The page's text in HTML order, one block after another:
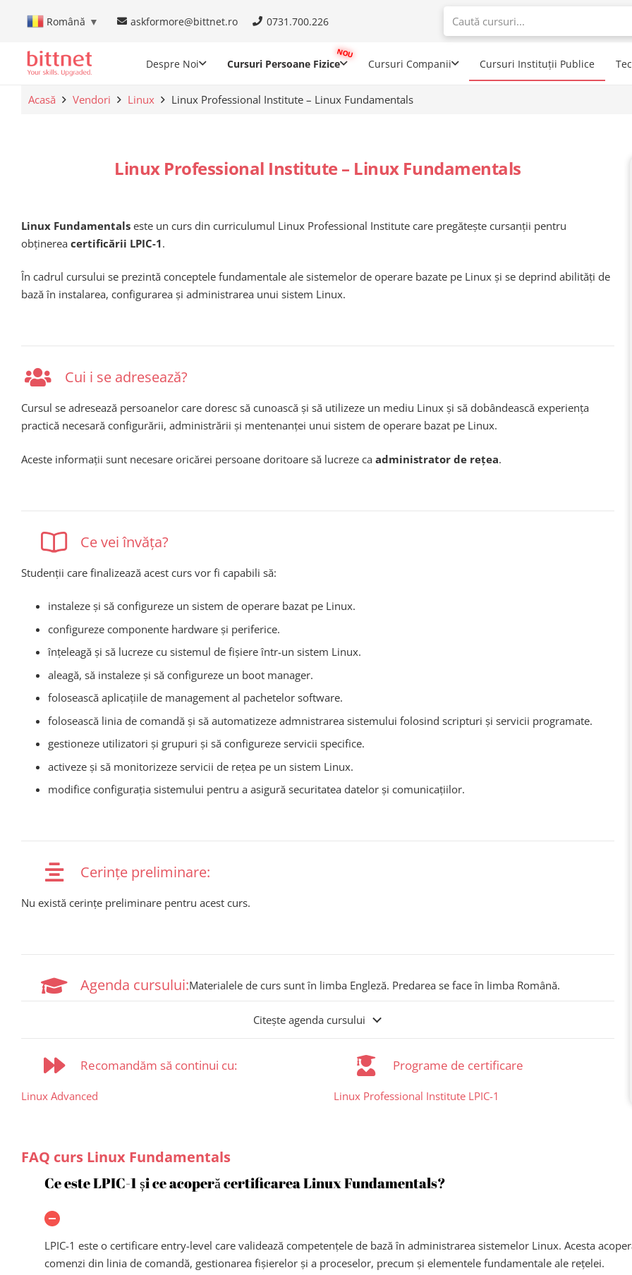
Română ▼ askformore@bittnet.ro 0731.700.226
When
Despre Noi Cursuri Persoane Fizice Cursuri Companii Cursuri Instituții Publice
Acasă Vendori Linux Linux Professional Institute – Linux Fundamentals
Linux Professional Institute – Linux Fundamentals
Linux Fundamentals este un curs din curriculumul Linux Professional Institute care pregătește cursanții pentru
obținerea certificării LPIC-1.
În cadrul cursului se prezintă conceptele fundamentale ale sistemelor de operare bazate pe Linux și se deprind abilități de
bază în instalarea, configurarea și administrarea unui sistem Linux.
Cui i se adresează?
Cursul se adresează persoanelor care doresc să cunoască și să utilizeze un mediu Linux și să dobândească experiența
practică necesară configurării, administrării și mentenanței unui sistem de operare bazat pe Linux.
Aceste informații sunt necesare oricărei persoane doritoare să lucreze ca administrator de rețea.
Ce vei învăța?
Studenții care finalizează acest curs vor fi capabili să:
instaleze și să configureze un sistem de operare bazat pe Linux.
configureze componente hardware și periferice.
înțeleagă și să lucreze cu sistemul de fișiere într-un sistem Linux.
aleagă, să instaleze și să configureze un boot manager.
folosească aplicațiile de management al pachetelor software.
folosească linia de comandă și să automatizeze admnistrarea sistemului folosind scripturi și servicii programate.
gestioneze utilizatori și grupuri și să configureze servicii specifice.
activeze și să monitorizeze servicii de rețea pe un sistem Linux.
modifice configurația sistemului pentru a asigură securitatea datelor și comunicațiilor.
Cerințe preliminare:
Nu există cerințe preliminare pentru acest curs.
Agenda cursului:Materialele de curs sunt în limba Engleză. Predarea se face în limba Română.
Citește agenda cursului
Recomandăm să continui cu:
Linux Advanced
Programe de certificare
Linux Professional Institute LPIC-1
FAQ curs Linux Fundamentals
Ce este LPIC-1 și ce acoperă certificarea Linux Fundamentals?
LPIC-1 este o certificare entry-level care validează competențele de bază în administrarea sistemelor Linux. Acesta
comenzi din linia de comandă, gestionarea fișierelor și a proceselor, precum și elementele fundamentale ale rețelei.